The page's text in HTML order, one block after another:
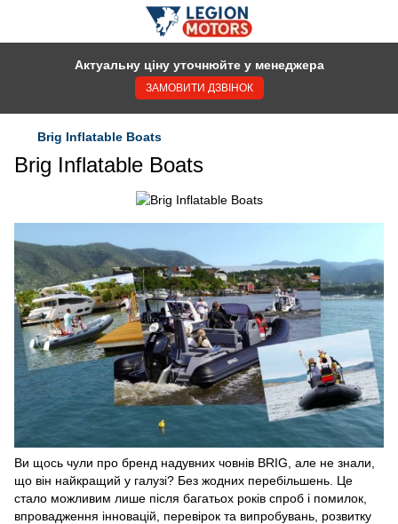
Актуальну ціну уточнюйте у менеджера
ЗАМОВИТИ ДЗВІНОК
Brig Inflatable Boats
Brig Inflatable Boats
Ви щось чули про бренд надувних човнів BRIG, але не знали,
що він найкращий у галузі? Без жодних перебільшень. Це
стало можливим лише після багатьох років спроб і помилок,
впровадження інновацій, перевірок та випробувань, розвитку